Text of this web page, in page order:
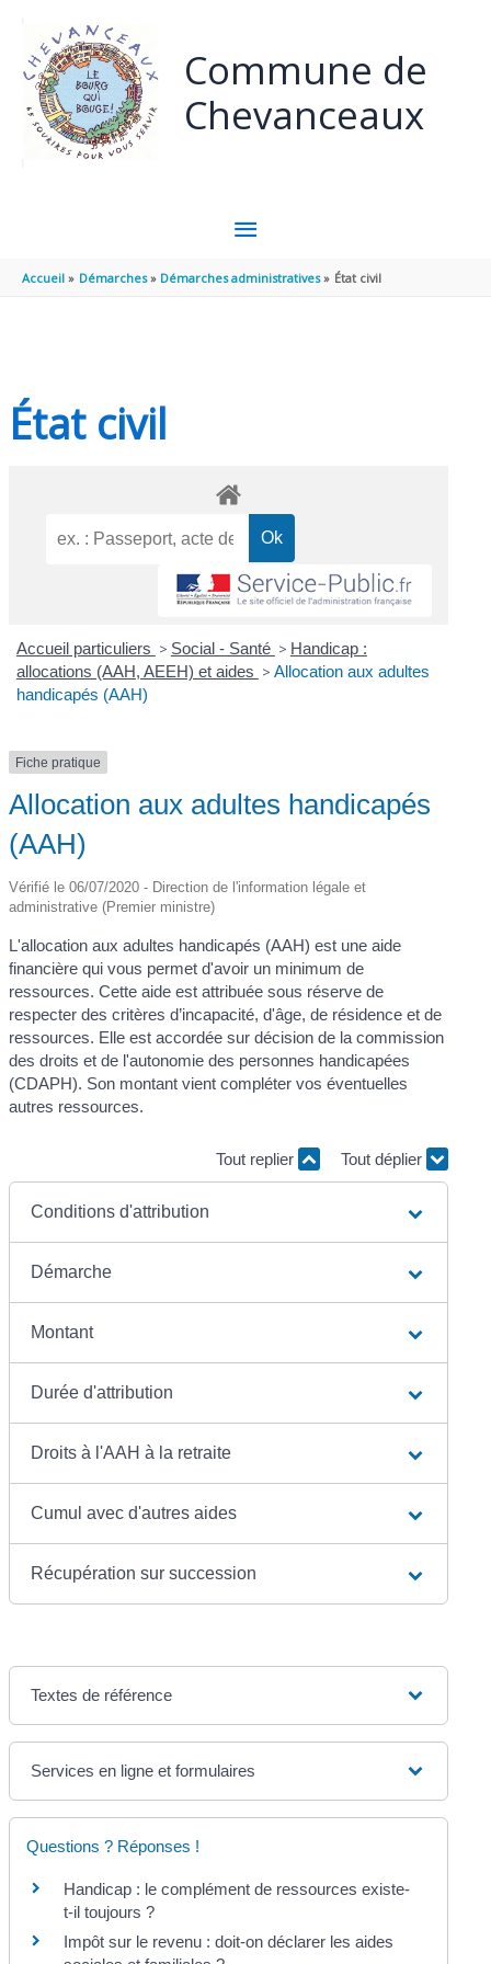
Commune de
Chevanceaux
MENU
PRINCIPAL
Accueil Démarches Démarches administratives État civil
État civil
Accueil particuliers > Social - Santé > Handicap :
allocations (AAH, AEEH) et aides > Allocation aux adultes
handicapés (AAH)
Fiche pratique
Allocation aux adultes handicapés
(AAH)
Vérifié le 06/07/2020 - Direction de l'information légale et
administrative (Premier ministre)
L'allocation aux adultes handicapés (AAH) est une aide
financière qui vous permet d'avoir un minimum de
ressources. Cette aide est attribuée sous réserve de
respecter des critères d’incapacité, d'âge, de résidence et de
ressources. Elle est accordée sur décision de la commission
des droits et de l'autonomie des personnes handicapées
(CDAPH). Son montant vient compléter vos éventuelles
autres ressources.
Tout replier Tout déplier
Conditions d'attribution
Démarche
Montant
Durée d'attribution
Droits à l'AAH à la retraite
Cumul avec d'autres aides
Récupération sur succession
Textes de référence
Services en ligne et formulaires
Questions ? Réponses !
Handicap : le complément de ressources existe-
t-il toujours ?
Impôt sur le revenu : doit-on déclarer les aides